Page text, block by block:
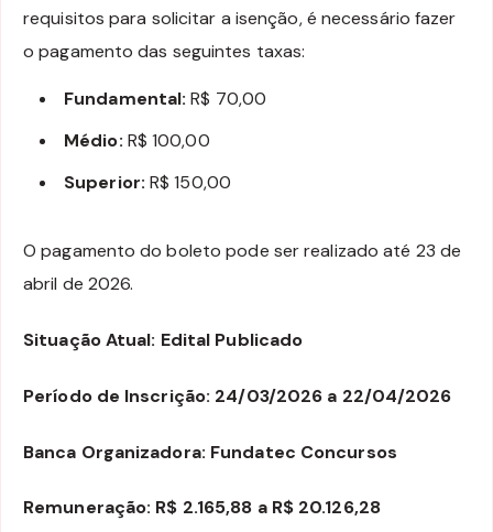
requisitos para solicitar a isenção, é necessário fazer
o pagamento das seguintes taxas:
Fundamental:R$ 70,00
Médio: R$ 100,00
Superior: R$ 150,00
O pagamento do boleto pode ser realizado até 23 de
abril de 2026.
Situação Atual: Edital Publicado
Período de Inscrição: 24/03/2026 a 22/04/2026
Banca Organizadora: Fundatec Concursos
Remuneração: R$ 2.165,88 a R$ 20.126,28